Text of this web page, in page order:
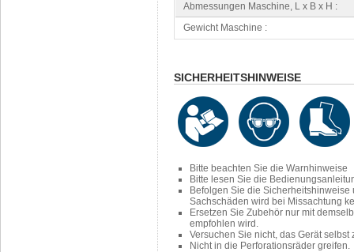
Abmessungen Maschine, L x B x H :
Gewicht Maschine :
SICHERHEITSHINWEISE
Bitte beachten Sie die Warnhinweise
Bitte lesen Sie die
Befolgen Sie die
Sachschäden wird bei Missachtung
Ersetzen Sie Zubehör nur mit
empfohlen wird.
Versuchen Sie nicht, das Gerät
Nicht in die Perforationsräder greifen.